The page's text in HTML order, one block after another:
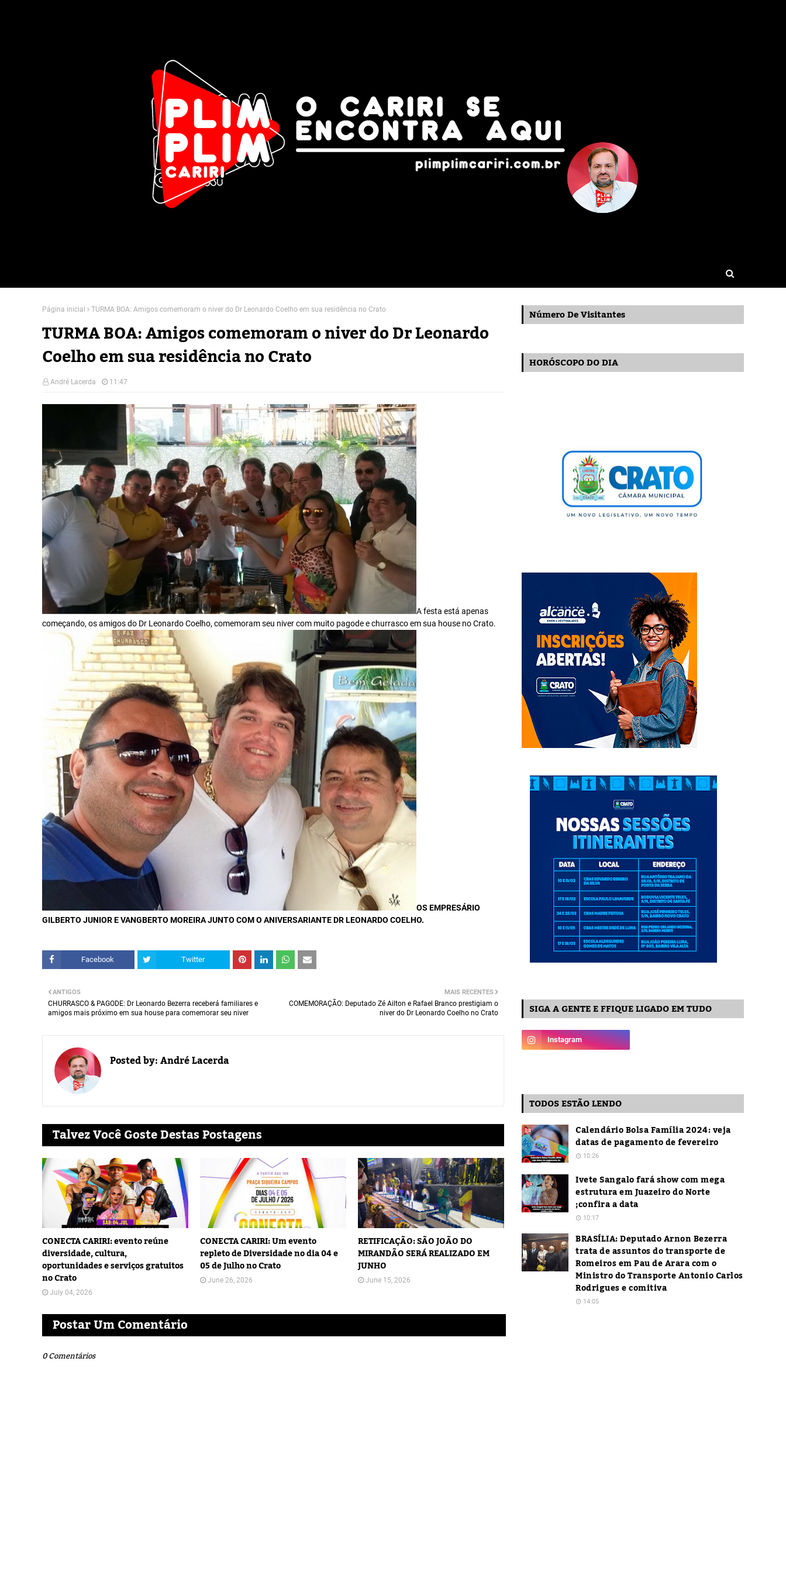
Página inicial TURMA BOA: Amigos comemoram o niver do Dr Leonardo Coelho em sua residência no Crato
TURMA BOA: Amigos comemoram o niver do Dr Leonardo
Coelho em sua residência no Crato
André Lacerda 11:47
A festa está apenas
começando, os amigos do Dr Leonardo Coelho, comemoram seu niver com muito pagode e churrasco em sua house no Crato.
OS EMPRESÁRIO
GILBERTO JUNIOR E VANGBERTO MOREIRA JUNTO COM O ANIVERSARIANTE DR LEONARDO COELHO.
Facebook Twitter
MAIS RECENTES
COMEMORAÇÃO: Deputado Zé Ailton e Rafael Branco prestigiam o
niver do Dr Leonardo Coelho no Crato
ANTIGOS
CHURRASCO & PAGODE: Dr Leonardo Bezerra receberá familiares e
amigos mais próximo em sua house para comemorar seu niver
Posted by:André Lacerda
Talvez Você Goste Destas Postagens
CONECTA CARIRI: evento reúne
diversidade, cultura,
oportunidades e serviços gratuitos
no Crato
July 04, 2026
CONECTA CARIRI: Um evento
repleto de Diversidade no dia 04 e
05 de Julho no Crato
June 26, 2026
RETIFICAÇÃO: SÃO JOÃO DO
MIRANDÃO SERÁ REALIZADO EM
JUNHO
June 15, 2026
Postar Um Comentário
0 Comentários
Número De Visitantes
HORÓSCOPO DO DIA
SIGA A GENTE E FFIQUE LIGADO EM TUDO
TODOS ESTÃO LENDO
Calendário Bolsa Família 2024: veja
datas de pagamento de fevereiro
10:26
Ivete Sangalo fará show com mega
estrutura em Juazeiro do Norte
;confira a data
10:17
BRASÍLIA: Deputado Arnon Bezerra
trata de assuntos do transporte de
Romeiros em Pau de Arara com o
Ministro do Transporte Antonio Carlos
Rodrigues e comitiva
14:05